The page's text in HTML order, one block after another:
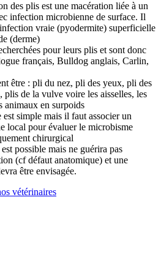
des plis est une macération liée à un
infection microbienne de surface. Il
vraie (pyodermite) superficielle
(derme)
pour leurs plis et sont donc
français, Bulldog anglais, Carlin,
être : pli du nez, pli des yeux, pli des
plis de la vulve voire les aisselles, les
en surpoids
simple mais il faut associer un
local pour évaluer le microbisme
chirurgical
possible mais ne guérira pas
(cf défaut anatomique) et une
être envisagée.
vétérinaires